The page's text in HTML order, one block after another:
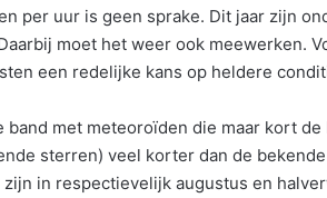
per uur is geen sprake. Dit jaar zijn
moet het weer ook meewerken.
een redelijke kans op heldere
met meteoroïden die maar kort
sterren) veel korter dan de
in respectievelijk augustus en